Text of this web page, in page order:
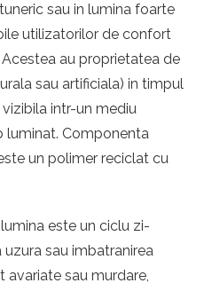
sau in lumina foarte
utilizatorilor de confort
au proprietatea de
sau artificiala) in timpul
intr-un mediu
luminat. Componenta
un polimer reciclat cu
este un ciclu zi-
sau imbatranirea
avariate sau murdare,